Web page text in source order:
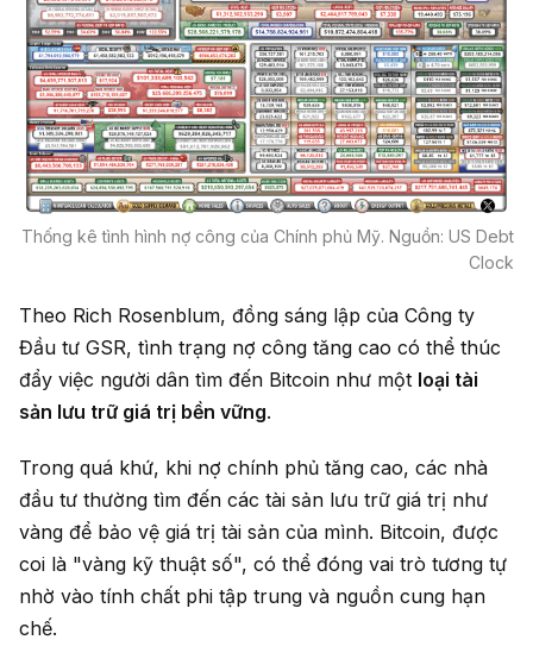
Thống kê tình hình nợ công của Chính phủ Mỹ. Nguồn: US Debt
Clock
Theo Rich Rosenblum, đồng sáng lập của Công ty
Đầu tư GSR, tình trạng nợ công tăng cao có thể thúc
đẩy việc người dân tìm đến Bitcoin như một loại tài
sản lưu trữ giá trị bền vững.
Trong quá khứ, khi nợ chính phủ tăng cao, các nhà
đầu tư thường tìm đến các tài sản lưu trữ giá trị như
vàng để bảo vệ giá trị tài sản của mình. Bitcoin, được
coi là "vàng kỹ thuật số", có thể đóng vai trò tương tự
nhờ vào tính chất phi tập trung và nguồn cung hạn
chế.